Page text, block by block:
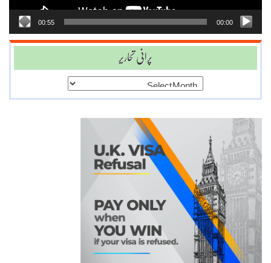
00:00
00:55
پرانی تحاریر